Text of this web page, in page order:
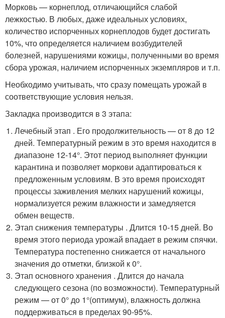
Морковь — корнеплод, отличающийся слабой
лежкостью. В любых, даже идеальных условиях,
количество испорченных корнеплодов будет достигать
10%, что определяется наличием возбудителей
болезней, нарушениями кожицы, полученными во время
сбора урожая, наличием испорченных экземпляров и т.п.
Необходимо учитывать, что сразу помещать урожай в
соответствующие условия нельзя.
Закладка производится в 3 этапа:
Лечебный этап . Его продолжительность — от 8 до 12
дней. Температурный режим в это время находится в
диапазоне 12-14°. Этот период выполняет функции
карантина и позволяет моркови адаптироваться к
предложенным условиям. В это время происходят
процессы заживления мелких нарушений кожицы,
нормализуется режим влажности и замедляется
обмен веществ.
Этап снижения температуры . Длится 10-15 дней. Во
время этого периода урожай впадает в режим спячки.
Температура постепенно снижается от начального
значения до отметки, близкой к 0°.
Этап основного хранения . Длится до начала
следующего сезона (по возможности). Температурный
режим — от 0° до 1°(оптимум), влажность должна
поддерживаться в пределах 90-95%.